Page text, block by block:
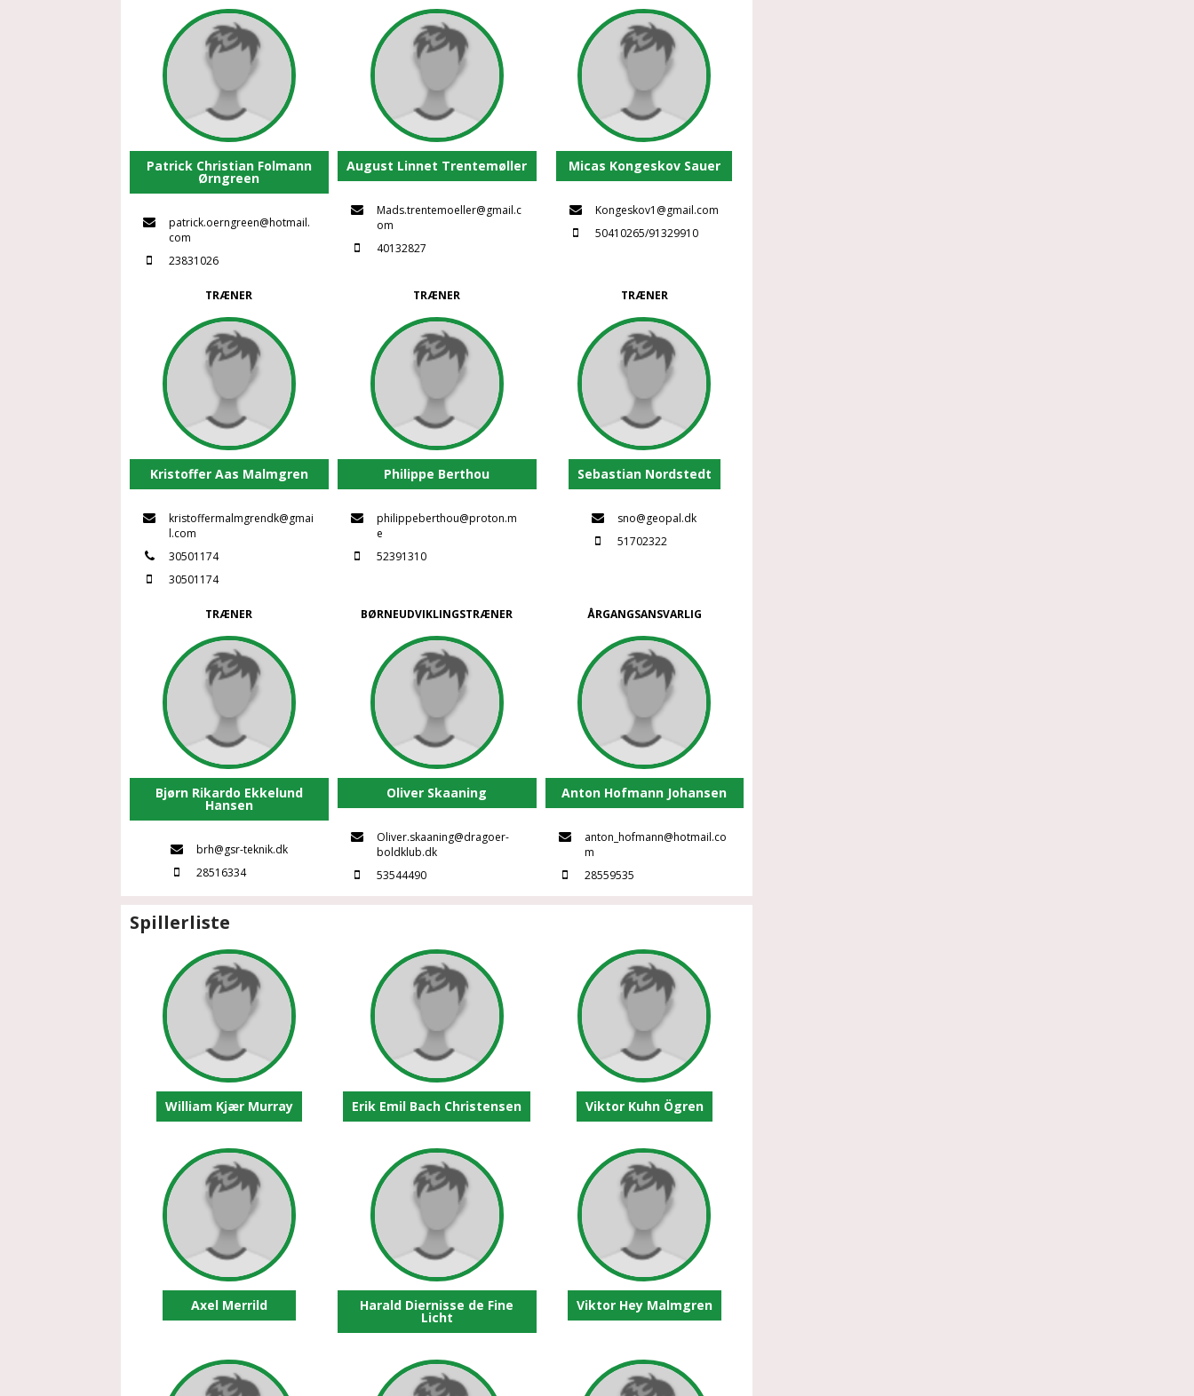
Patrick Christian Folmann
Ørngreen
patrick.oerngreen@hotmail.
com
23831026
August Linnet Trentemøller
Mads.trentemoeller@gmail.c
om
40132827
Micas Kongeskov Sauer
Kongeskov1@gmail.com
50410265/91329910
TRÆNER
Kristoffer Aas Malmgren
kristoffermalmgrendk@gmai
l.com
30501174
30501174
TRÆNER
Philippe Berthou
philippeberthou@proton.m
e
52391310
TRÆNER
Sebastian Nordstedt
sno@geopal.dk
51702322
TRÆNER
Bjørn Rikardo Ekkelund
Hansen
brh@gsr-teknik.dk
28516334
BØRNEUDVIKLINGSTRÆNER
Oliver Skaaning
Oliver.skaaning@dragoer-
boldklub.dk
53544490
ÅRGANGSANSVARLIG
Anton Hofmann Johansen
anton_hofmann@hotmail.co
m
28559535
Spillerliste
William Kjær Murray Erik Emil Bach Christensen Viktor Kuhn Ögren
Axel Merrild Harald Diernisse de Fine
Licht
Viktor Hey Malmgren